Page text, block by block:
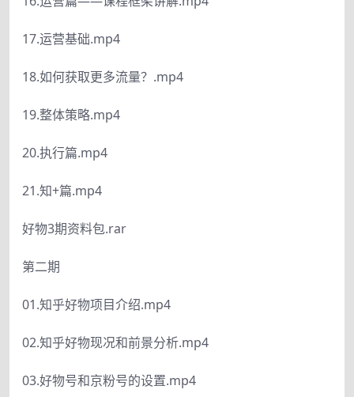
17.运营基础.mp4
18.如何获取更多流量？.mp4
19.整体策略.mp4
20.执行篇.mp4
21.知+篇.mp4
好物3期资料包.rar
第二期
01.知乎好物项目介绍.mp4
02.知乎好物现况和前景分析.mp4
03.好物号和京粉号的设置.mp4